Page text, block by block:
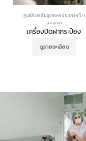
ศูนย์ส่งเสริมอุตสาหกรรมภาคที่ 11
จ.สงขลา
เครื่องปิดฝากระป๋อง
ดูรายละเอียด